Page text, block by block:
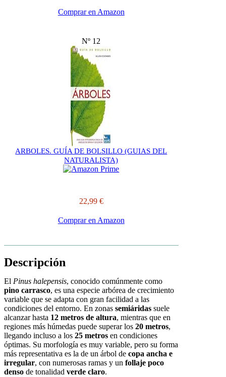
Comprar en Amazon
Nº 12
ARBOLES. GUÍA DE BOLSILLO (GUIAS DEL
NATURALISTA)
22,99 €
Comprar en Amazon
Descripción
El Pinus halepensis, conocido comúnmente como
pino carrasco, es una especie arbórea de crecimiento
variable que se adapta con gran facilidad a las
condiciones del entorno. En zonas semiáridas suele
alcanzar hasta 12 metros de altura, mientras que en
regiones más húmedas puede superar los 20 metros,
llegando incluso a los 25 metros en condiciones
óptimas. Su morfología es muy variable, pero su forma
más representativa es la de un árbol de copa ancha e
irregular, con numerosas ramas y un follaje poco
denso de tonalidad verde claro.